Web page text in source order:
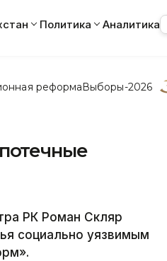
Политика Аналитика
реформаВыборы-2026
РК Роман Скляр
социально уязвимым